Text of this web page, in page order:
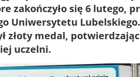
zakończyło się 6 lutego,
Uniwersytetu
złoty medal,
uczelni.